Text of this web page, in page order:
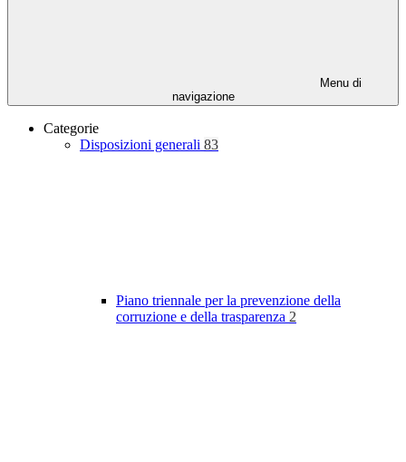
Menu di
navigazione
Categorie
Disposizioni generali 83
Piano triennale per la prevenzione della
corruzione e della trasparenza 2